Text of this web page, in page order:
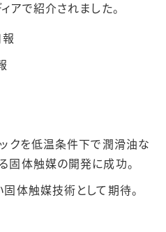
アで紹介されました。
クを低温条件下で潤滑油な
固体触媒の開発に成功。
体触媒技術として期待。